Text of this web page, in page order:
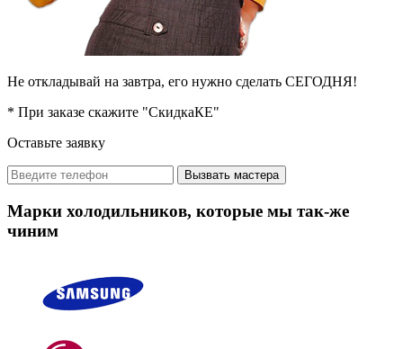
Не откладывай на завтра, его нужно сделать СЕГОДНЯ!
* При заказе скажите "СкидкаКЕ"
Оставьте заявку
Вызвать мастера
Марки холодильников, которые мы так-же
чиним